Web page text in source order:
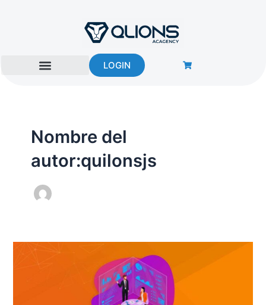
LOGIN
Nombre del
autor:quilonsjs
¿Cómo
Digitalizar